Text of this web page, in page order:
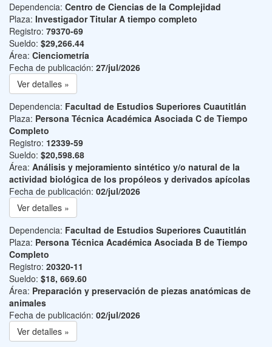
Dependencia: Centro de Ciencias de la Complejidad
Plaza: Investigador Titular A tiempo completo
Registro: 79370-69
Sueldo: $29,266.44
Área: Cienciometría
Fecha de publicación: 27/jul/2026
Ver detalles »
Dependencia: Facultad de Estudios Superiores Cuautitlán
Plaza: Persona Técnica Académica Asociada C de Tiempo
Completo
Registro: 12339-59
Sueldo: $20,598.68
Área: Análisis y mejoramiento sintético y/o natural de la
actividad biológica de los propóleos y derivados apícolas
Fecha de publicación: 02/jul/2026
Ver detalles »
Dependencia: Facultad de Estudios Superiores Cuautitlán
Plaza: Persona Técnica Académica Asociada B de Tiempo
Completo
Registro: 20320-11
Sueldo: $18, 669.60
Área: Preparación y preservación de piezas anatómicas de
animales
Fecha de publicación: 02/jul/2026
Ver detalles »